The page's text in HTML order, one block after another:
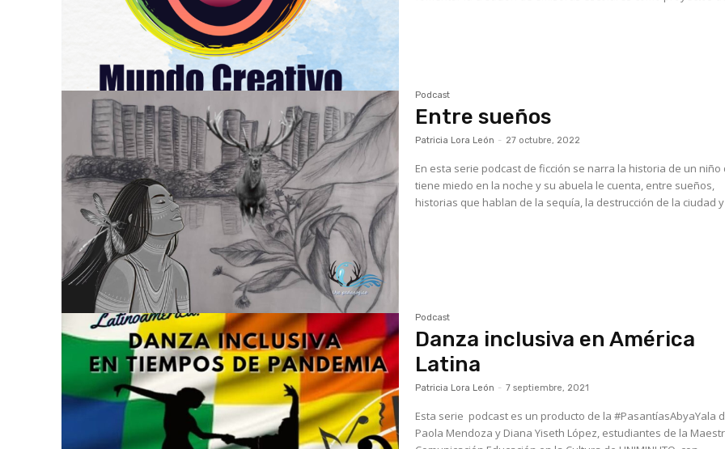
Podcast
Entre sueños
Patricia Lora León - 27 octubre, 2022
En esta serie podcast de ficción se narra la historia de un niño
tiene miedo en la noche y su abuela le cuenta, entre sueños,
historias que hablan de la sequía, la destrucción de la ciudad y
Podcast
Danza inclusiva en América
Latina
Patricia Lora León - 7 septiembre, 2021
Esta serie podcast es un producto de la #PasantíasAbyaYala
Paola Mendoza y Diana Yiseth López, estudiantes de la